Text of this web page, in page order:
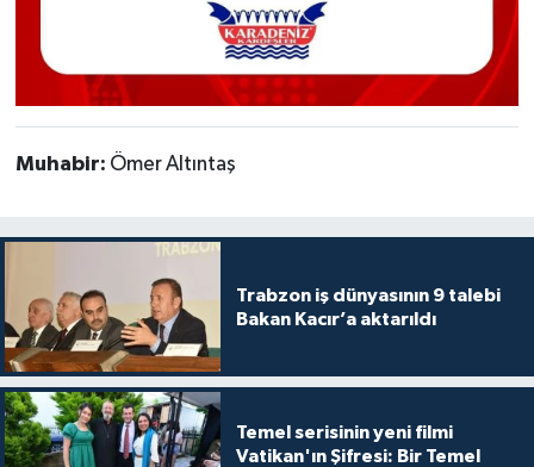
Muhabir: Ömer Altıntaş
Trabzon iş dünyasının 9 talebi
Bakan Kacır’a aktarıldı
Temel serisinin yeni filmi
Vatikan'ın Şifresi: Bir Temel